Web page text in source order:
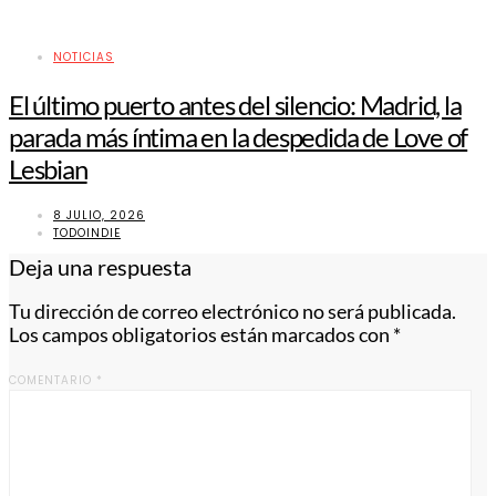
NOTICIAS
El último puerto antes del silencio: Madrid, la
parada más íntima en la despedida de Love of
Lesbian
8 JULIO, 2026
TODOINDIE
Deja una respuesta
Tu dirección de correo electrónico no será publicada.
Los campos obligatorios están marcados con *
COMENTARIO *